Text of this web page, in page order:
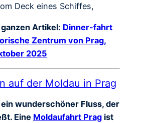
Deck eines Schiffes,
Artikel: Dinner-fahrt
Zentrum von Prag,
2025
auf der Moldau in Prag
wunderschöner Fluss, der
Eine Moldaufahrt Prag ist